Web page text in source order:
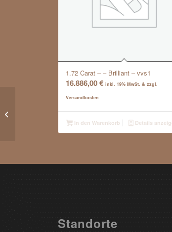
1.72 Carat – – Brilliant – vvs1
16.886,00€ inkl. 19% MwSt. & zzgl.
Versandkosten
In den Warenkorb Details
Standorte